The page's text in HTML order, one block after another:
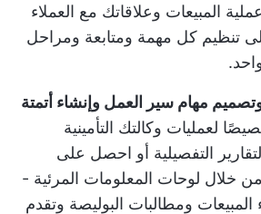
المبيعات وعلاقاتك مع العملاء
تنظيم كل مهمة ومتابعة ومراحل
مهام سير العمل وإنشاء أتمتة
لعمليات وكالتك التأمينية
التفصيلية أو احصل على
خلال لوحات المعلومات المرئية -
المبيعات ومطالبات البوليصة وتقدم